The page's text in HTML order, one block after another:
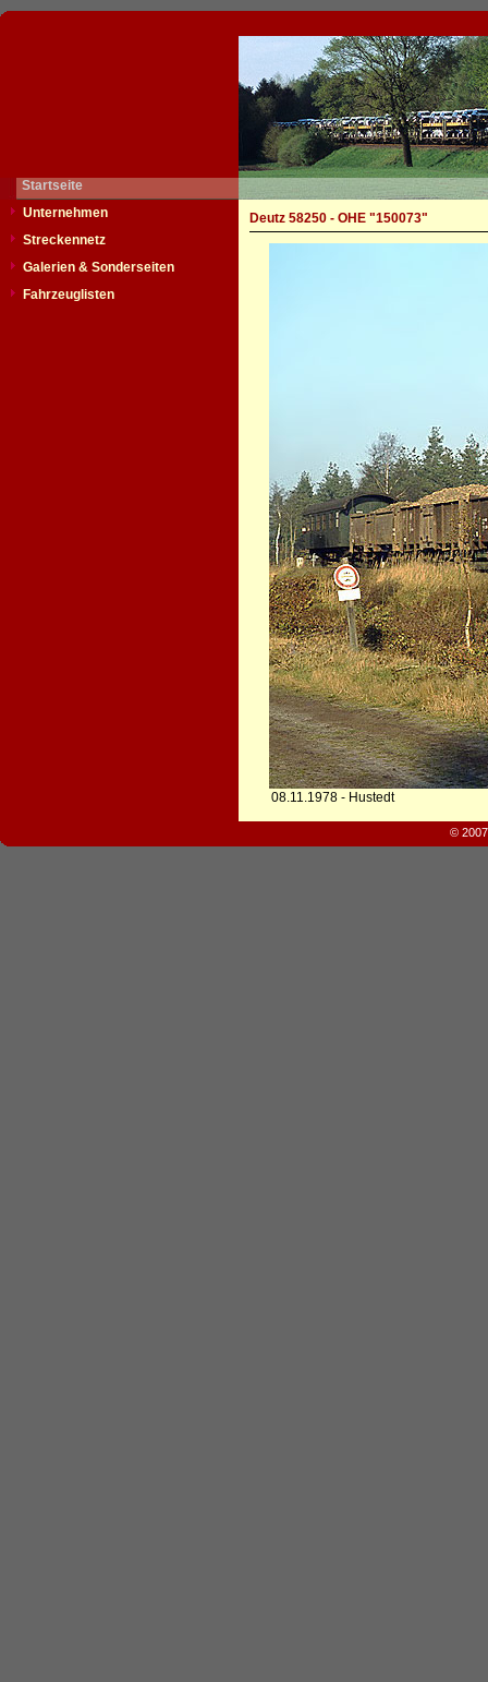
Startseite
Unternehmen
Streckennetz
Galerien & Sonderseiten
Fahrzeuglisten
Deutz 58250 - OHE "150073"
08.11.1978 - Hustedt
©